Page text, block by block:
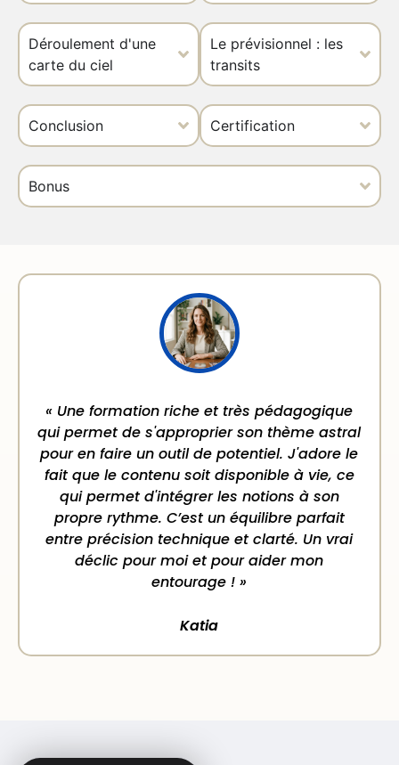
Déroulement d'une
carte du ciel
Le prévisionnel : les
transits
Conclusion Certification
Bonus
« Une formation riche et très pédagogique
qui permet de s'approprier son thème astral
pour en faire un outil de potentiel. J'adore le
fait que le contenu soit disponible à vie, ce
qui permet d'intégrer les notions à son
propre rythme. C’est un équilibre parfait
entre précision technique et clarté. Un vrai
déclic pour moi et pour aider mon
entourage ! »
Katia